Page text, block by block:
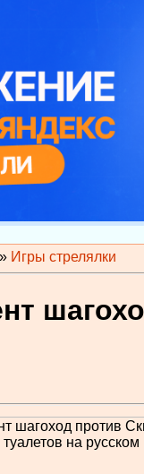
» Игры стрелялки